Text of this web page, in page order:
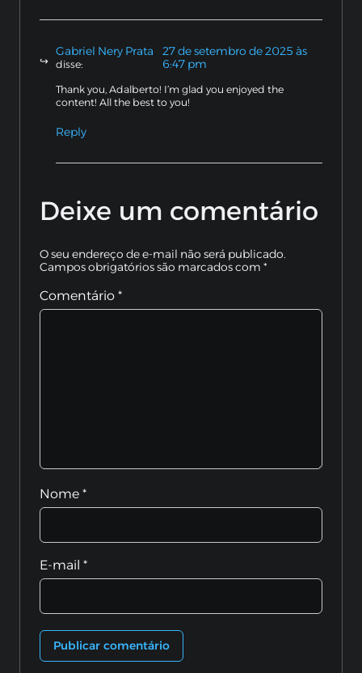
Gabriel Nery Prata
disse:
27 de setembro de 2025 às
6:47 pm
Thank you, Adalberto! I’m glad you enjoyed the
content! All the best to you!
Reply
Deixe um comentário
O seu endereço de e-mail não será publicado.
Campos obrigatórios são marcados com *
Comentário *
Nome *
E-mail *